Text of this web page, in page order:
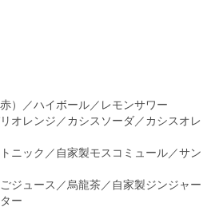
）／ハイボール／レモンサワー
オレンジ／カシスソーダ／カシスオレ
ニック／自家製モスコミュール／サン
ジュース／烏龍茶／自家製ジンジャー
ー